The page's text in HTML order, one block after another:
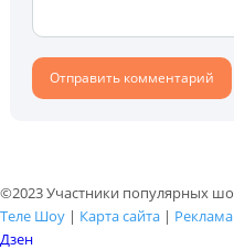
©2023 Участники популярных
Теле Шоу | Карта сайта |
Дзен